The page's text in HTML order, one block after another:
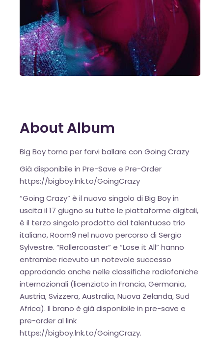
About Album
Big Boy torna per farvi ballare con Going Crazy
Già disponibile in Pre-Save e Pre-Order
https://bigboy.lnk.to/GoingCrazy
“Going Crazy” è il nuovo singolo di Big Boy in
uscita il 17 giugno su tutte le piattaforme digitali,
è il terzo singolo prodotto dal talentuoso trio
italiano, Room9 nel nuovo percorso di Sergio
Sylvestre. “Rollercoaster” e “Lose it All” hanno
entrambe ricevuto un notevole successo
approdando anche nelle classifiche radiofoniche
internazionali (licenziato in Francia, Germania,
Austria, Svizzera, Australia, Nuova Zelanda, Sud
Africa). Il brano è già disponibile in pre-save e
pre-order al link
https://bigboy.lnk.to/GoingCrazy.